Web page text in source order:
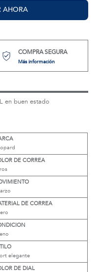
AHORA
COMPRA SEGURA
Más información
en buen estado
DE CORREA
DE CORREA
elegante
DE DIAL